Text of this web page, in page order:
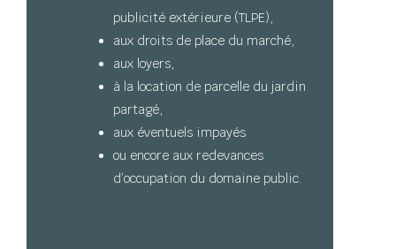
publicité extérieure (TLPE),
aux droits de place du marché,
aux loyers,
à la location de parcelle du jardin
partagé,
aux éventuels impayés
ou encore aux redevances
d’occupation du domaine public.